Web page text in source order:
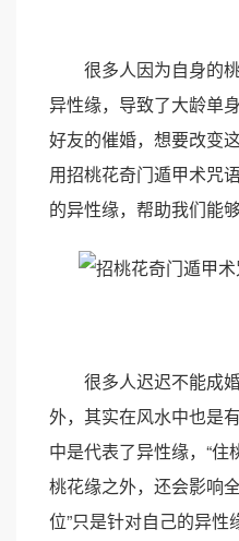
很多人因为自身的桃
异性缘，导致了大龄单
好友的催婚，想要改变
用招桃花奇门遁甲术咒
的异性缘，帮助我们能
很多人迟迟不能成婚
外，其实在风水中也是
中是代表了异性缘，“住
桃花缘之外，还会影响
位”只是针对自己的异